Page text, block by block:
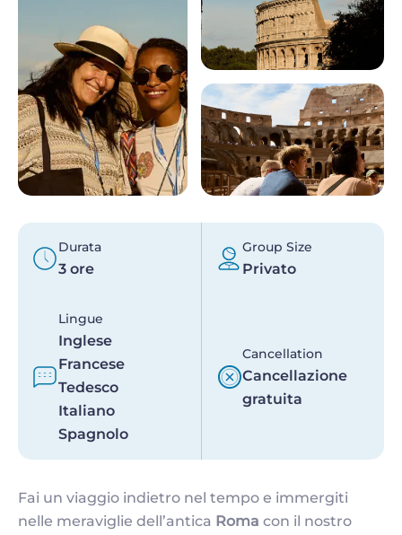
Durata
3 ore
Group Size
Privato
Lingue
Inglese
Francese
Tedesco
Italiano
Spagnolo
Cancellation
Cancellazione
gratuita
Fai un viaggio indietro nel tempo e immergiti
nelle meraviglie dell’antica Roma con il nostro